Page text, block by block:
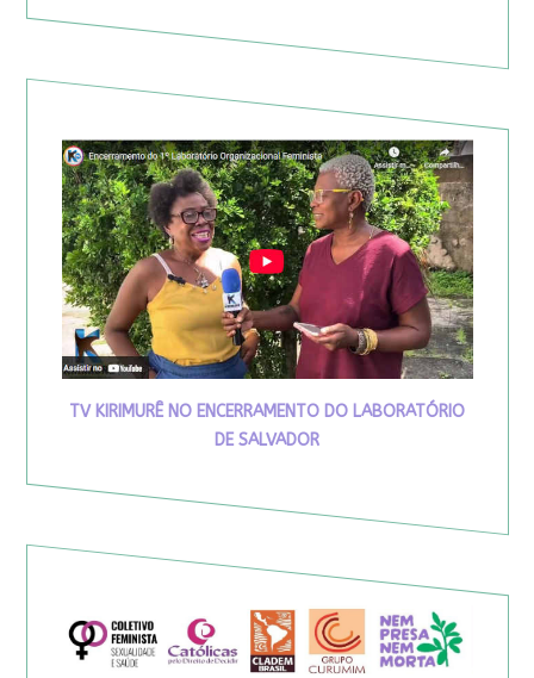
TV KIRIMURÊ NO ENCERRAMENTO DO LABORATÓRIO
DE SALVADOR